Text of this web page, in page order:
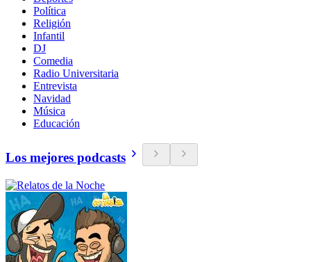
Política
Religión
Infantil
DJ
Comedia
Radio Universitaria
Entrevista
Navidad
Música
Educación
Los mejores podcasts